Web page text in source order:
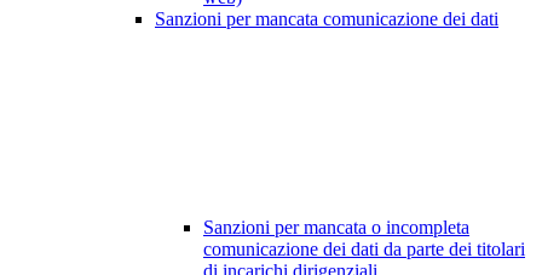
Sanzioni per mancata comunicazione dei dati
Sanzioni per mancata o incompleta
comunicazione dei dati da parte dei titolari